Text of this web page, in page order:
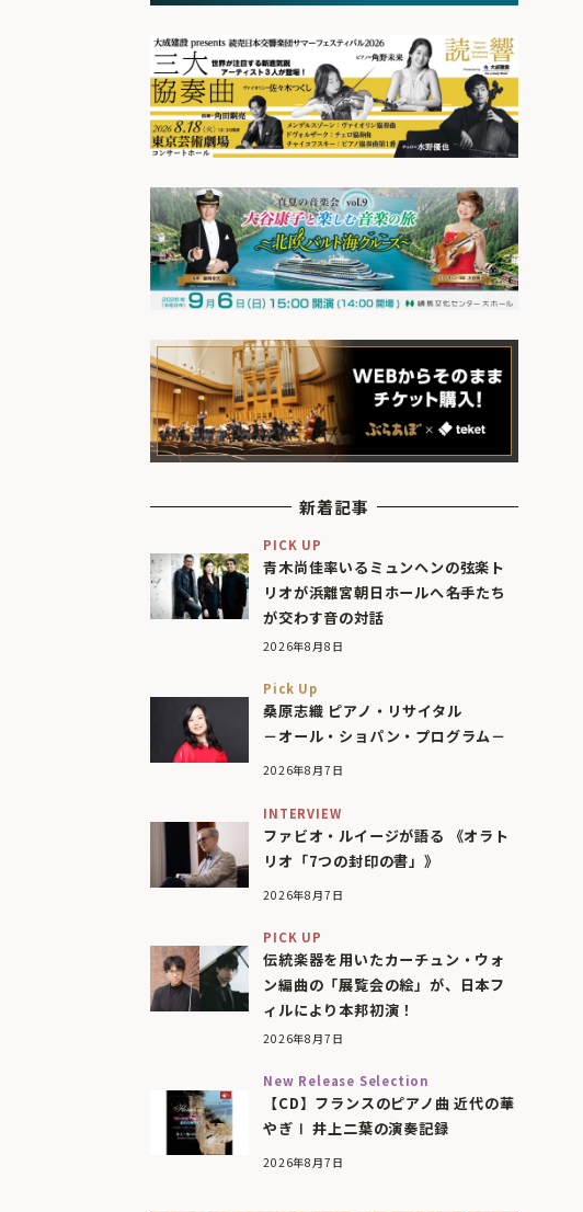
新着記事
PICK UP
青木尚佳率いるミュンヘンの弦楽ト
リオが浜離宮朝日ホールへ――名手たち
が交わす音の対話
2026年8月8日
Pick Up
桑原志織 ピアノ・リサイタル
－オール・ショパン・プログラム－
2026年8月7日
INTERVIEW
ファビオ・ルイージが語る 《オラト
リオ「7つの封印の書」》
2026年8月7日
PICK UP
伝統楽器を用いたカーチュン・ウォ
ン編曲の「展覧会の絵」が、日本フ
ィルにより本邦初演！
2026年8月7日
New Release Selection
【CD】フランスのピアノ曲 近代の華
やぎⅠ 井上二葉の演奏記録
2026年8月7日